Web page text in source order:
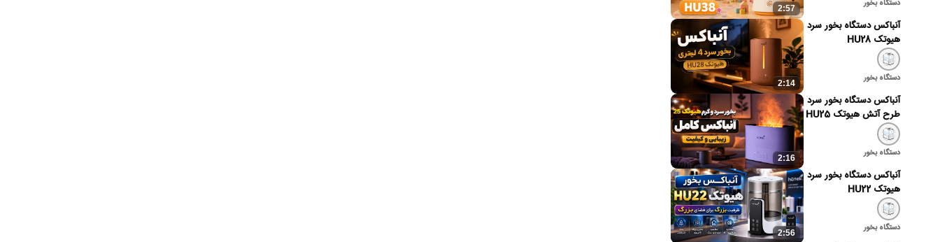
2:57 دستگاه بخور
2:14
آنباکس دستگاه بخور سرد
هیوتک HU28
دستگاه بخور
2:16
آنباکس دستگاه بخور سرد
طرح آتش هیوتک HU25
دستگاه بخور
2:56
آنباکس دستگاه بخور سرد
هیوتک HU22
دستگاه بخور